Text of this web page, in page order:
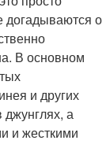
догадываются о
В основном
и других
а
и жесткими